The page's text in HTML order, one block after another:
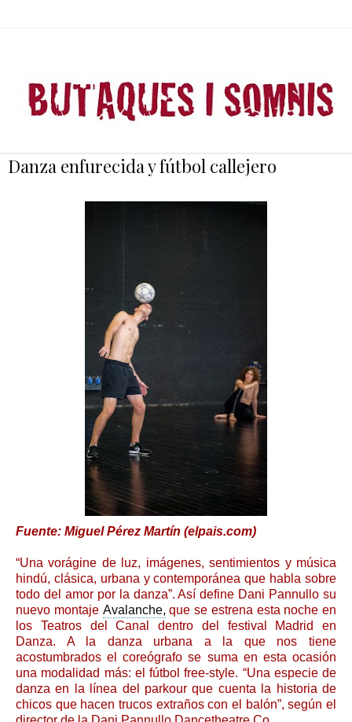
Danza enfurecida y fútbol callejero
Fuente: Miguel Pérez Martín (elpais.com)
“Una vorágine de luz, imágenes, sentimientos y música
hindú, clásica, urbana y contemporánea que habla sobre
todo del amor por la danza”. Así define Dani Pannullo su
nuevo montaje Avalanche, que se estrena esta noche en
los Teatros del Canal dentro del festival Madrid en
Danza. A la danza urbana a la que nos tiene
acostumbrados el coreógrafo se suma en esta ocasión
una modalidad más: el fútbol free-style. “Una especie de
danza en la línea del parkour que cuenta la historia de
chicos que hacen trucos extraños con el balón”, según el